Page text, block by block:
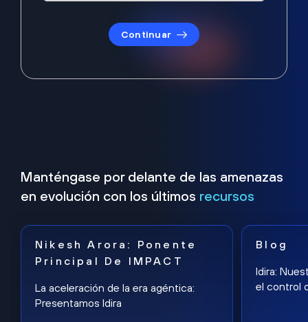
Continuar
Manténgase por delante de las amenazas
en evolución con los últimos recursos
Nikesh Arora: Ponente
Principal De IMPACT
La aceleración de la era agéntica:
Presentamos Idira
Blog
Idira:
el control